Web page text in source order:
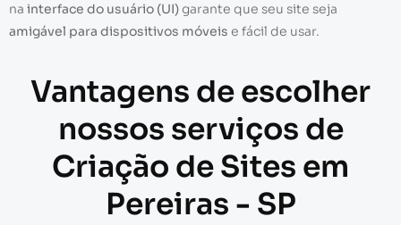
na interface do usuário (UI)garante que seu site seja
amigável para dispositivos móveis e fácil de usar.
Vantagens de escolher
nossos serviços de
Criação de Sites em
Pereiras - SP